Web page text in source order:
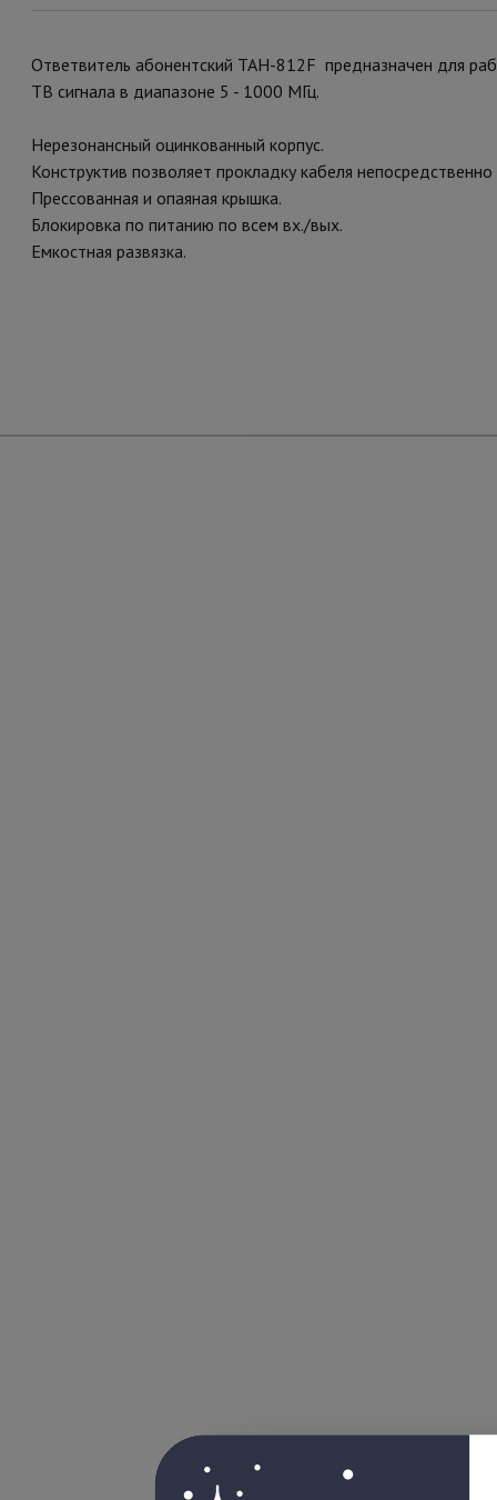
Ответвитель абонентский TAH-812F предназначен для
ТВ сигнала в диапазоне 5 - 1000 МГц.
Нерезонансный оцинкованный корпус.
Конструктив позволяет прокладку кабеля
Прессованная и опаяная крышка.
Блокировка по питанию по всем вх./вых.
Емкостная развязка.